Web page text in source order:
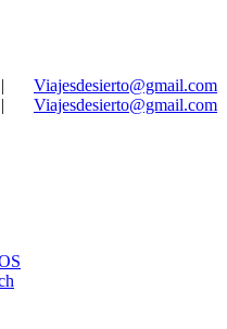
| Viajesdesierto@gmail.com
| Viajesdesierto@gmail.com